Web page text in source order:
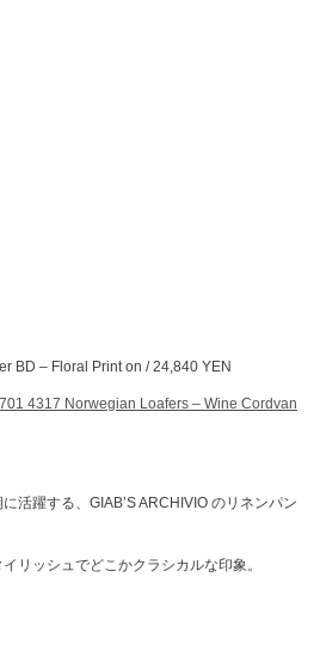
BD – Floral Print on / 24,840 YEN
4317 Norwegian Loafers – Wine Cordvan
活躍する、GIAB’S ARCHIVIO のリネンパン
リッシュでどこかクラシカルな印象。